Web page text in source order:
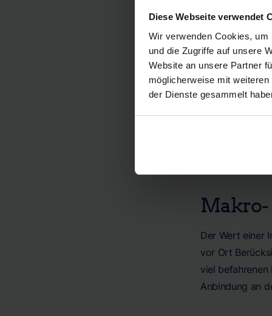
Diese Webseite verwendet
Wir verwenden Cookies,
und die Zugriffe auf unsere
Website an unsere Partner
möglicherweise mit
der Dienste gesammelt
bieten
im
werden
Wohnung:
weniger
Aussicht
Letztendlich
Makro-
Der Wert einer
vor Ort
viel
Anbindung an